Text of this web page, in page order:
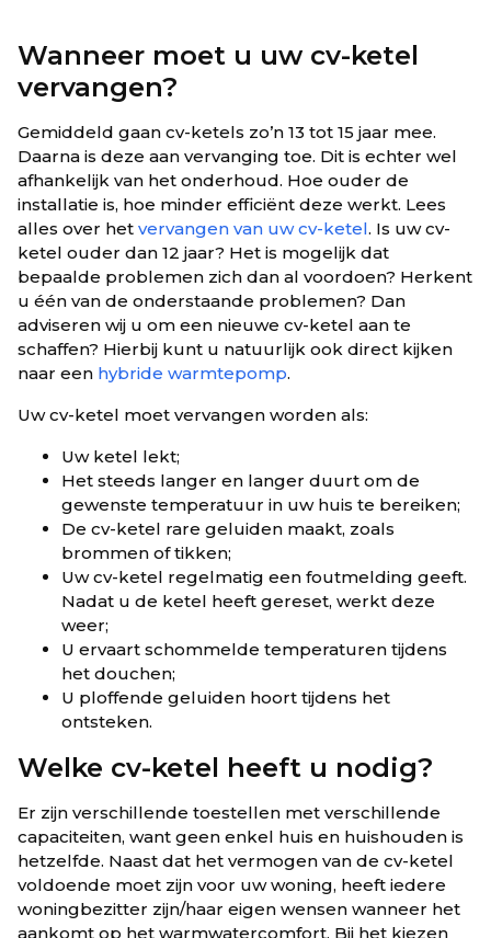
Wanneer moet u uw cv-ketel
vervangen?
Gemiddeld gaan cv-ketels zo’n 13 tot 15 jaar mee.
Daarna is deze aan vervanging toe. Dit is echter wel
afhankelijk van het onderhoud. Hoe ouder de
installatie is, hoe minder efficiënt deze werkt. Lees
alles over het vervangen van uw cv-ketel. Is uw cv-
ketel ouder dan 12 jaar? Het is mogelijk dat
bepaalde problemen zich dan al voordoen? Herkent
u één van de onderstaande problemen? Dan
adviseren wij u om een nieuwe cv-ketel aan te
schaffen? Hierbij kunt u natuurlijk ook direct kijken
naar een hybride warmtepomp.
Uw cv-ketel moet vervangen worden als:
Uw ketel lekt;
Het steeds langer en langer duurt om de
gewenste temperatuur in uw huis te bereiken;
De cv-ketel rare geluiden maakt, zoals
brommen of tikken;
Uw cv-ketel regelmatig een foutmelding geeft.
Nadat u de ketel heeft gereset, werkt deze
weer;
U ervaart schommelde temperaturen tijdens
het douchen;
U ploffende geluiden hoort tijdens het
ontsteken.
Welke cv-ketel heeft u nodig?
Er zijn verschillende toestellen met verschillende
capaciteiten, want geen enkel huis en huishouden is
hetzelfde. Naast dat het vermogen van de cv-ketel
voldoende moet zijn voor uw woning, heeft iedere
woningbezitter zijn/haar eigen wensen wanneer het
aankomt op het warmwatercomfort. Bij het kiezen